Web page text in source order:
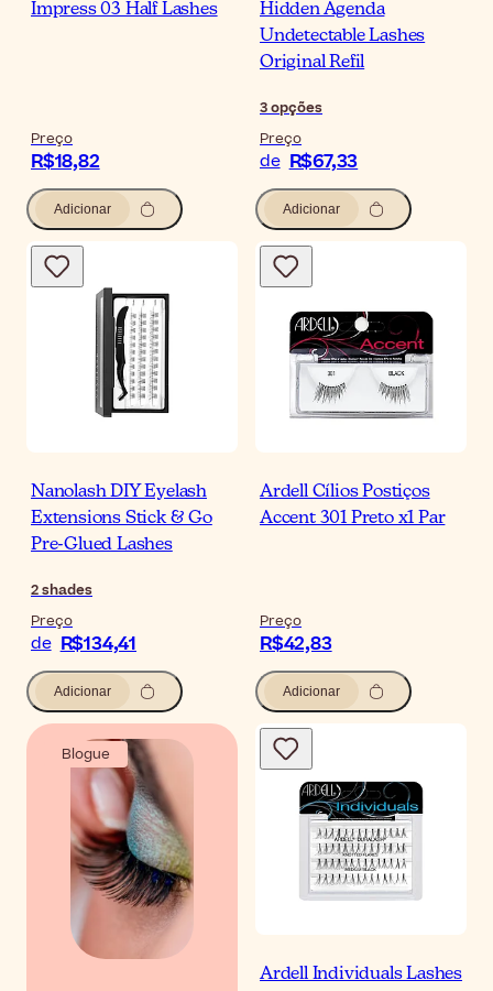
Impress 03 Half Lashes
Preço
R$18,82
Adicionar
Hidden Agenda
Undetectable Lashes
Original Refil
3opções
Preço
de R$67,33
Adicionar
Nanolash DIY Eyelash
Extensions Stick & Go
Pre-Glued Lashes
2shades
Preço
de R$134,41
Adicionar
Ardell Cílios Postiços
Accent 301 Preto x1 Par
Preço
R$42,83
Adicionar
Blogue
Ardell Individuals Lashes